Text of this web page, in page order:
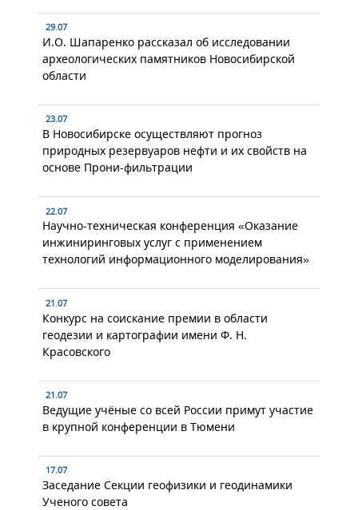
29.07
И.О. Шапаренко рассказал об исследовании
археологических памятников Новосибирской
области
23.07
В Новосибирске осуществляют прогноз
природных резервуаров нефти и их свойств на
основе Прони-фильтрации
22.07
Научно-техническая конференция «Оказание
инжиниринговых услуг с применением
технологий информационного моделирования»
21.07
Конкурс на соискание премии в области
геодезии и картографии имени Ф. Н.
Красовского
21.07
Ведущие учёные со всей России примут участие
в крупной конференции в Тюмени
17.07
Заседание Секции геофизики и геодинамики
Ученого совета